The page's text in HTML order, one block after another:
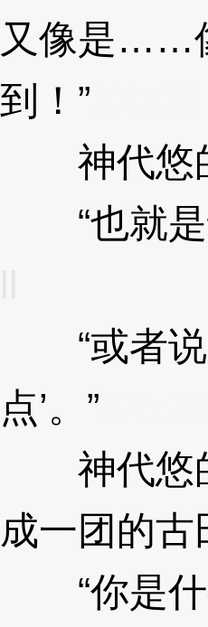
又像是……
到！”
神代悠
“也就是
“或者说
点’。”
神代悠的
成一团的
“你是什